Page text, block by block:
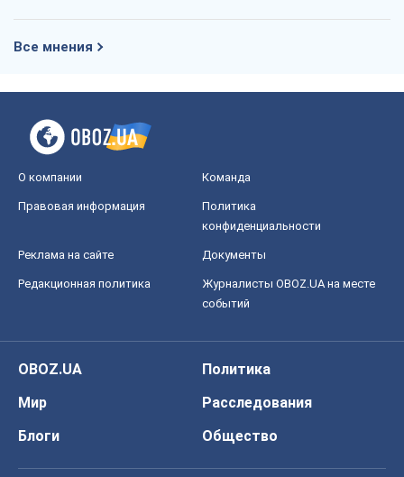
Все мнения
О компании Команда
Правовая информация
Политика
конфиденциальности
Реклама на сайте Документы
Редакционная политика
Журналисты OBOZ.UA на месте
событий
OBOZ.UA
Политика
Мир
Расследования
Блоги
Общество